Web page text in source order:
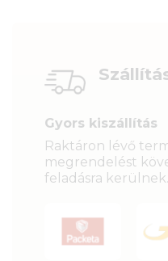
Gyors kiszállítás
Raktáron lévő
megrendelést
feladásra kerülnek.